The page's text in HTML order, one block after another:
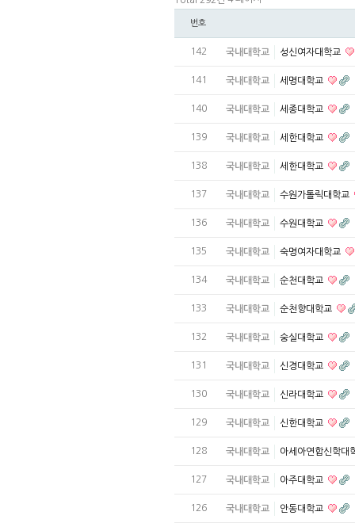
번호
142 국내대학교 성신여자대학교
141 국내대학교 세명대학교
140 국내대학교 세종대학교
139 국내대학교 세한대학교
138 국내대학교 세한대학교
137 국내대학교 수원가톨릭대학교
136 국내대학교 수원대학교
135 국내대학교 숙명여자대학교
134 국내대학교 순천대학교
133 국내대학교 순천향대학교
132 국내대학교 숭실대학교
131 국내대학교 신경대학교
130 국내대학교 신라대학교
129 국내대학교 신한대학교
128 국내대학교 아세아연합신학대
127 국내대학교 아주대학교
126 국내대학교 안동대학교